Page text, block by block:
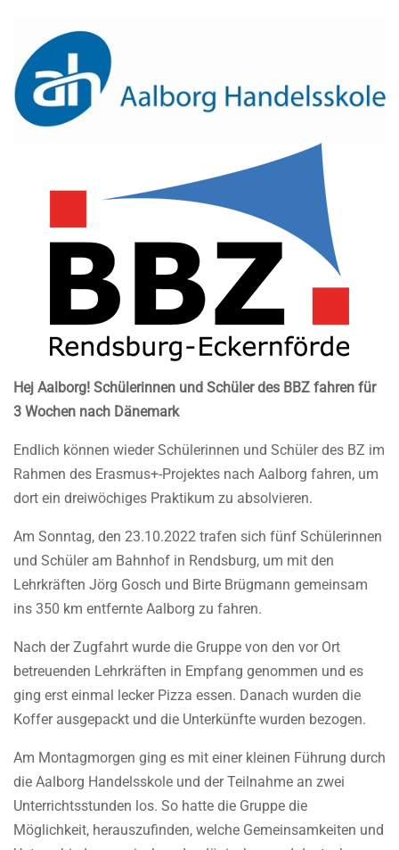
Hej Aalborg! Schülerinnen und Schüler des BBZ fahren für
3 Wochen nach Dänemark
Endlich können wieder Schülerinnen und Schüler des BZ im
Rahmen des Erasmus+-Projektes nach Aalborg fahren, um
dort ein dreiwöchiges Praktikum zu absolvieren.
Am Sonntag, den 23.10.2022 trafen sich fünf Schülerinnen
und Schüler am Bahnhof in Rendsburg, um mit den
Lehrkräften Jörg Gosch und Birte Brügmann gemeinsam
ins 350 km entfernte Aalborg zu fahren.
Nach der Zugfahrt wurde die Gruppe von den vor Ort
betreuenden Lehrkräften in Empfang genommen und es
ging erst einmal lecker Pizza essen. Danach wurden die
Koffer ausgepackt und die Unterkünfte wurden bezogen.
Am Montagmorgen ging es mit einer kleinen Führung durch
die Aalborg Handelsskole und der Teilnahme an zwei
Unterrichtsstunden los. So hatte die Gruppe die
Möglichkeit, herauszufinden, welche Gemeinsamkeiten und